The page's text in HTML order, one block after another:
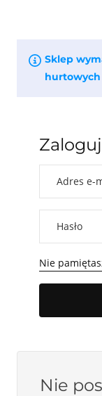
Sklep
hurtowych
Adres e-
Hasło
Nie
Nie